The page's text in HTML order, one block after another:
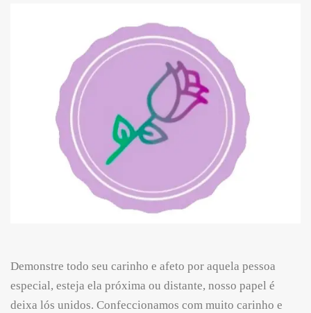
Demonstre todo seu carinho e afeto por aquela pessoa
especial, esteja ela próxima ou distante, nosso papel é
deixa lós unidos. Confeccionamos com muito carinho e